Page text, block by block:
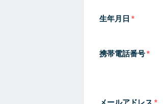
生年月日
携帯電話番号